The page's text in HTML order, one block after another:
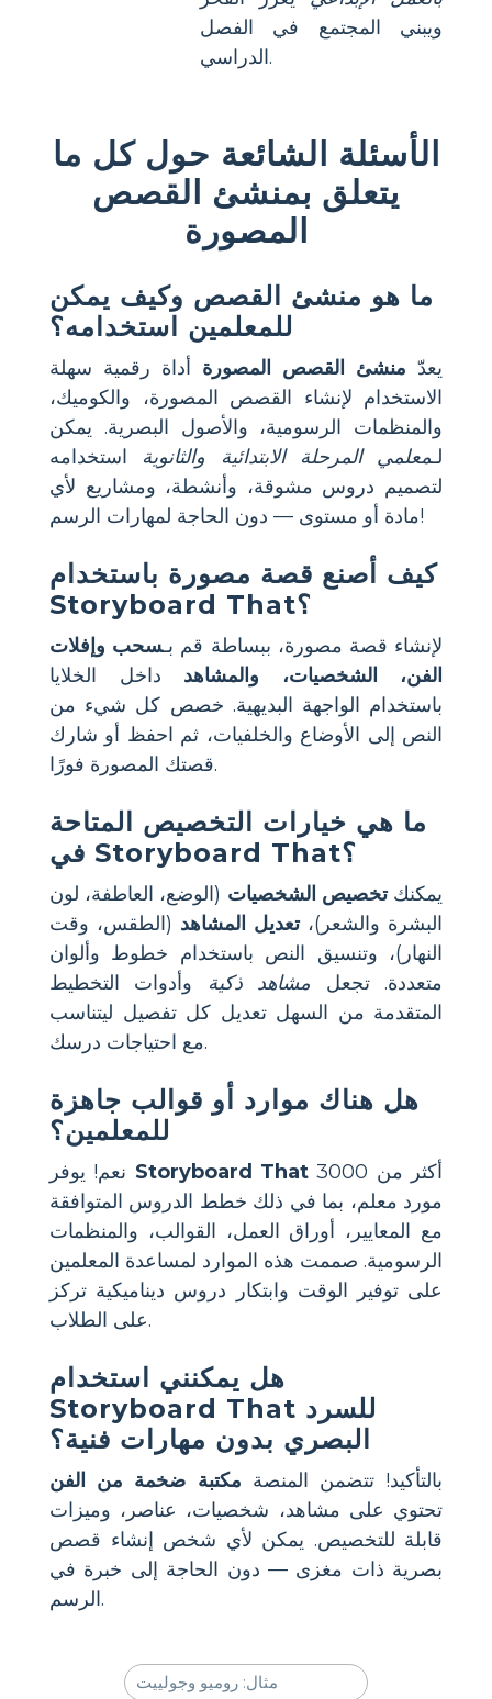
ويبني المجتمع في الفصل
الدراسي.
الأسئلة الشائعة حول كل ما
يتعلق بمنشئ القصص
المصورة
ما هو منشئ القصص وكيف يمكن
للمعلمين استخدامه؟
يعدّ منشئ القصص المصورة أداة رقمية سهلة
الاستخدام لإنشاء القصص المصورة، والكوميك،
والمنظمات الرسومية، والأصول البصرية. يمكن
لـمعلمي المرحلة الابتدائية والثانوية استخدامه
لتصميم دروس مشوقة، وأنشطة، ومشاريع لأي
مادة أو مستوى — دون الحاجة لمهارات الرسم!
كيف أصنع قصة مصورة باستخدام
Storyboard That؟
لإنشاء قصة مصورة، ببساطة قم بـسحب وإفلات
الفن، الشخصيات، والمشاهد داخل الخلايا
باستخدام الواجهة البديهية. خصص كل شيء من
النص إلى الأوضاع والخلفيات، ثم احفظ أو شارك
قصتك المصورة فورًا.
ما هي خيارات التخصيص المتاحة
في Storyboard That؟
يمكنكتخصيص الشخصيات (الوضع، العاطفة، لون
البشرة والشعر)،تعديل المشاهد (الطقس، وقت
النهار)، وتنسيق النص باستخدام خطوط وألوان
متعددة. تجعل مشاهد ذكية وأدوات التخطيط
المتقدمة من السهل تعديل كل تفصيل ليتناسب
مع احتياجات درسك.
هل هناك موارد أو قوالب جاهزة
للمعلمين؟
Storyboard That أكثر من 3000
مورد معلم، بما في ذلك خطط الدروس المتوافقة
مع المعايير، أوراق العمل، القوالب، والمنظمات
الرسومية. صممت هذه الموارد لمساعدة المعلمين
على توفير الوقت وابتكار دروس ديناميكية تركز
على الطلاب.
هل يمكنني استخدام
Storyboard That للسرد
البصري بدون مهارات فنية؟
بالتأكيد! تتضمن المنصة مكتبة ضخمة من الفن
تحتوي على مشاهد، شخصيات، عناصر، وميزات
قابلة للتخصيص. يمكن لأي شخص إنشاء قصص
بصرية ذات مغزى — دون الحاجة إلى خبرة في
الرسم.